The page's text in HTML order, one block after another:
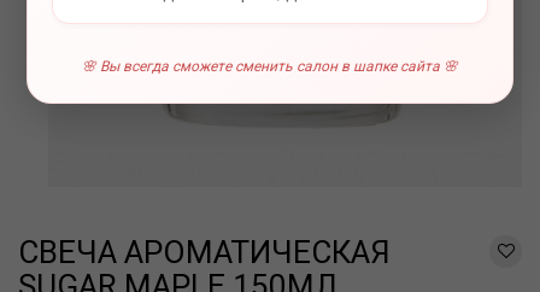
🌸 Вы всегда сможете сменить салон в шапке сайта 🌸
СВЕЧА АРОМАТИЧЕСКАЯ